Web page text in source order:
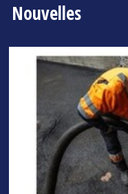
Nouvelles